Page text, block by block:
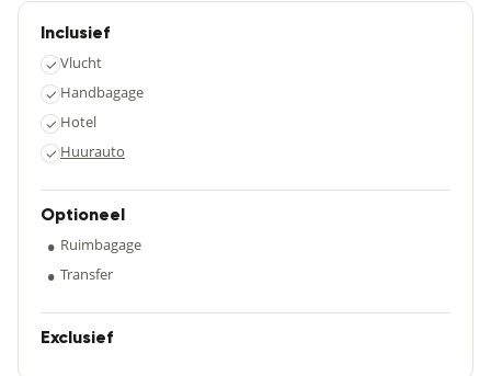
Inclusief
✓Vlucht
✓ Handbagage
✓ Hotel
✓ Huurauto
Optioneel
• Ruimbagage
• Transfer
Exclusief